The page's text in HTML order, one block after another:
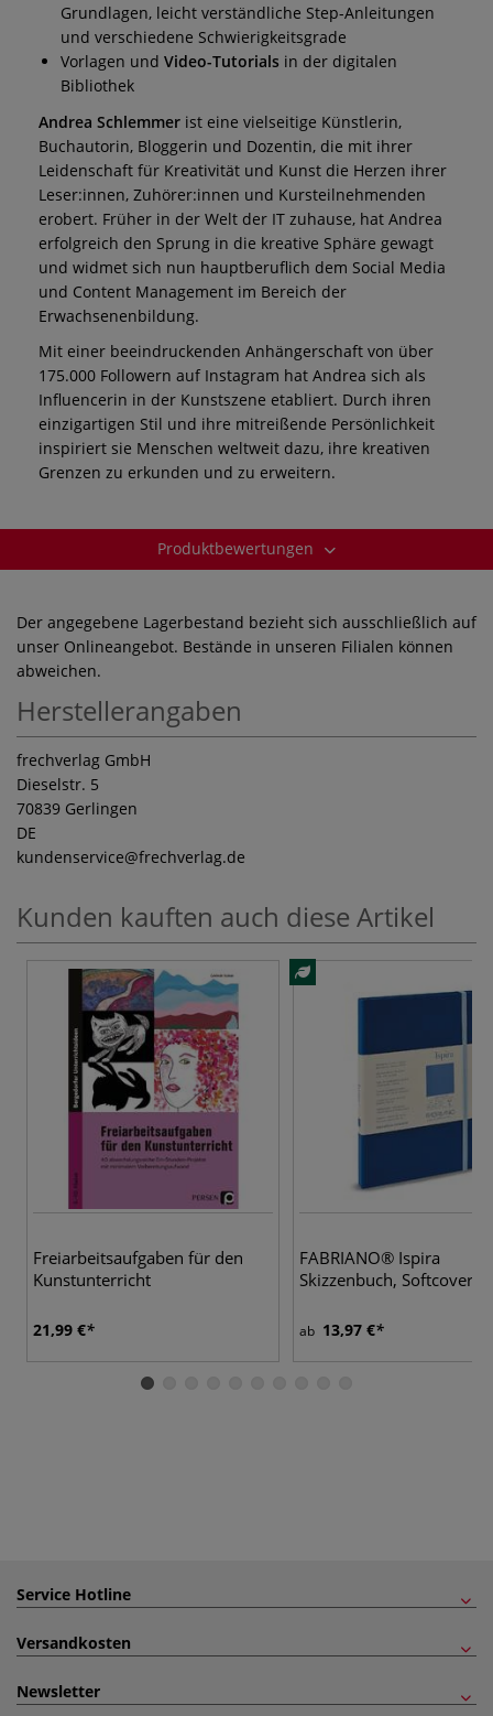
Grundlagen, leicht verständliche Step-Anleitungen
und verschiedene Schwierigkeitsgrade
Vorlagen und Video-Tutorials in der digitalen
Bibliothek
Andrea Schlemmer ist eine vielseitige Künstlerin,
Buchautorin, Bloggerin und Dozentin, die mit ihrer
Leidenschaft für Kreativität und Kunst die Herzen ihrer
Leser:innen, Zuhörer:innen und Kursteilnehmenden
erobert. Früher in der Welt der IT zuhause, hat Andrea
erfolgreich den Sprung in die kreative Sphäre gewagt
und widmet sich nun hauptberuflich dem Social Media
und Content Management im Bereich der
Erwachsenenbildung.
Mit einer beeindruckenden Anhängerschaft von über
175.000 Followern auf Instagram hat Andrea sich als
Influencerin in der Kunstszene etabliert. Durch ihren
einzigartigen Stil und ihre mitreißende Persönlichkeit
inspiriert sie Menschen weltweit dazu, ihre kreativen
Grenzen zu erkunden und zu erweitern.
Produktbewertungen
Der angegebene Lagerbestand bezieht sich ausschließlich auf
unser Onlineangebot. Bestände in unseren Filialen können
abweichen.
Herstellerangaben
frechverlag GmbH
Dieselstr. 5
70839 Gerlingen
DE
kundenservice@frechverlag.de
Kunden kauften auch diese Artikel
Freiarbeitsaufgaben für den
Kunstunterricht
21,99 €
FABRIANO® Ispira
Skizzenbuch, Softcover
ab 13,97 €
Service Hotline
Versandkosten
Newsletter